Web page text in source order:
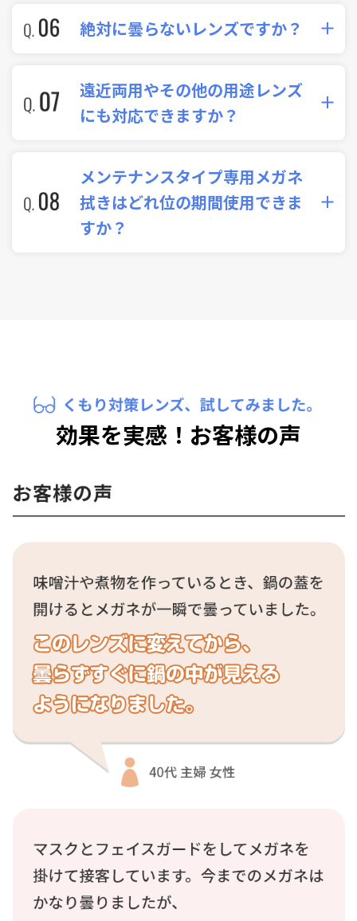
くもり止め用品はご使用しないでください。
水洗いをした後、水滴をティッシュペーパーでふ
き取る等して汚れ・水分を取り除いていただき、専
た、効果を出すためにレンズ表面の撥水コートが
ついていません。拭く際にレンズ表面に滑りにく
さを感じられるかと思いますが、ご承知くださ
ノーメンテナンスタイプ・メンテナンスタイプ共
に、レンズ表面に付着した水分が凍ることがあり
絶対に曇らないレンズですか？
あくまで曇りにくいレンズになります。吸水性能
（ノーメンテナンスタイプ）・親水性能（メンテ
ナンスタイプ）を超えた環境やレンズ状態によっ
しまう場合があります。レンズ表面の水滴（曇
り）は、放置されると水跡となりレンズ表面に残
ってしまう原因になりますので、水滴を拭き取って
遠近両用やその他の用途レンズ
にも対応できますか？
はい。対応可能です。遠近両用を始め、幅広くご
用意しています。お客様の生活スタイルに合わせて
お選びいただけます。
メンテナンスタイプ専用メガネ
拭きはどれ位の期間使用できま
すか？
効果を実感！お客様の声